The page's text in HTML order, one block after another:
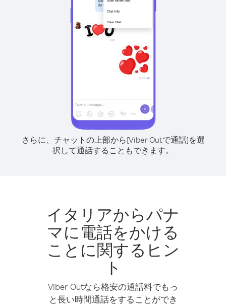
さらに、チャットの上部から[Viber Outで通話]を選
択して通話することもできます。
イタリアからパナ
マに電話をかける
ことに関するヒン
ト
Viber Outなら格安の通話料でもっ
と長い時間通話をすることができ